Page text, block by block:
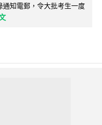
知電郵，令大批考生一度